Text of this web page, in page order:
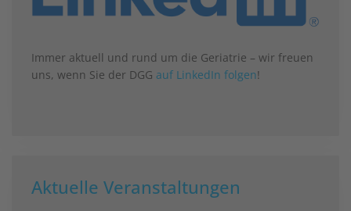
Immer aktuell und rund um die Geriatrie – wir freuen
uns, wenn Sie der DGG auf LinkedIn folgen!
Aktuelle Veranstaltungen